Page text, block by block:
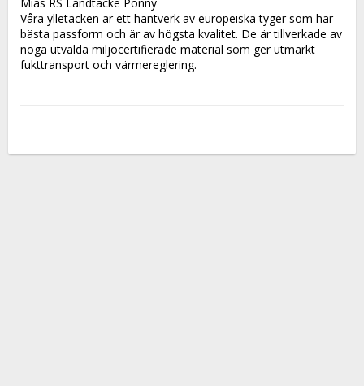
Våra ylletäcken är ett hantverk av europeiska tyger som har
bästa passform och är av högsta kvalitet. De är tillverkade av
noga utvalda miljöcertifierade material som ger utmärkt
fukttransport och värmereglering.